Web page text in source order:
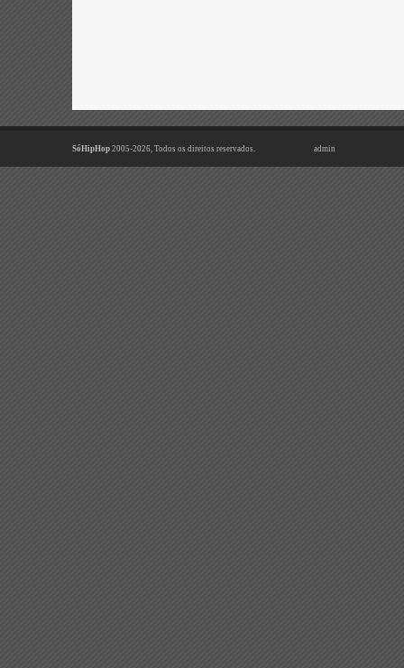
SóHipHop 2005-2026, Todos os direitos reservados. admin